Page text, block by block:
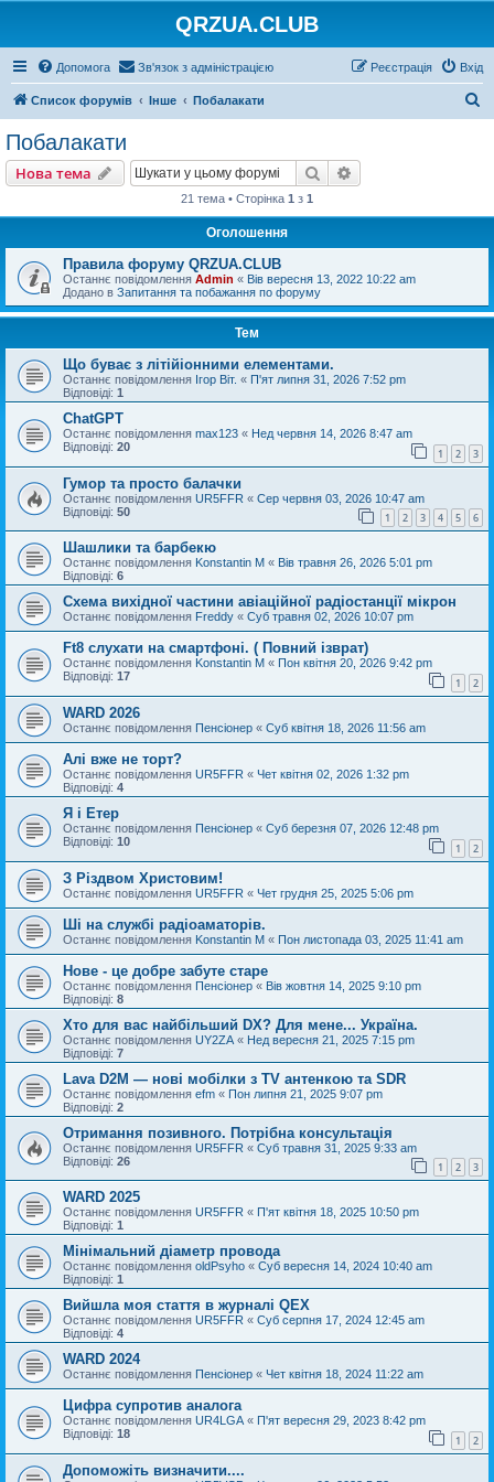
QRZUA.CLUB
Допомога Зв'язок з адміністрацією Вхід
Реєстрація
Список форумів Інше Побалакати
Побалакати
Нова тема Пошук
21 тема • Сторінка 1 з 1
Оголошення
Правила форуму QRZUA.CLUB
Останнє повідомлення Admin « Вів вересня 13, 2022 10:22 am
Додано в Запитання та побажання по форуму
Тем
Що буває з літійіонними елементами.
Останнє повідомлення Ігор Віт. « П'ят липня 31, 2026 7:52 pm
Відповіді: 1
ChatGPT
Останнє повідомлення max123 « Нед червня 14, 2026 8:47 am
Відповіді: 20 1 2 3
Гумор та просто балачки
Останнє повідомлення UR5FFR « Сер червня 03, 2026 10:47 am
Відповіді: 50 1 2 3 4 5 6
Шашлики та барбекю
Останнє повідомлення Konstantin M « Вів травня 26, 2026 5:01 pm
Відповіді: 6
Схема вихідної частини авіаційної радіостанції мікрон
Останнє повідомлення Freddy « Суб травня 02, 2026 10:07 pm
Ft8 слухати на смартфоні. ( Повний ізврат)
Останнє повідомлення Konstantin M « Пон квітня 20, 2026 9:42 pm
Відповіді: 17 1 2
WARD 2026
Останнє повідомлення Пенсіонер « Суб квітня 18, 2026 11:56 am
Алі вже не торт?
Останнє повідомлення UR5FFR « Чет квітня 02, 2026 1:32 pm
Відповіді: 4
Я і Етер
Останнє повідомлення Пенсіонер « Суб березня 07, 2026 12:48 pm
Відповіді: 10 1 2
З Різдвом Христовим!
Останнє повідомлення UR5FFR « Чет грудня 25, 2025 5:06 pm
Ші на службі радіоаматорів.
Останнє повідомлення Konstantin M « Пон листопада 03, 2025 11:41 am
Нове - це добре забуте старе
Останнє повідомлення Пенсіонер « Вів жовтня 14, 2025 9:10 pm
Відповіді: 8
Хто для вас найбільший DX? Для мене... Україна.
Останнє повідомлення UY2ZA « Нед вересня 21, 2025 7:15 pm
Відповіді: 7
Lava D2M — нові мобілки з TV антенкою та SDR
Останнє повідомлення efm « Пон липня 21, 2025 9:07 pm
Відповіді: 2
Отримання позивного. Потрібна консультація
Останнє повідомлення UR5FFR « Суб травня 31, 2025 9:33 am
Відповіді: 26 1 2 3
WARD 2025
Останнє повідомлення UR5FFR « П'ят квітня 18, 2025 10:50 pm
Відповіді: 1
Мінімальний діаметр провода
Останнє повідомлення oldPsyho « Суб вересня 14, 2024 10:40 am
Відповіді: 1
Вийшла моя стаття в журналі QEX
Останнє повідомлення UR5FFR « Суб серпня 17, 2024 12:45 am
Відповіді: 4
WARD 2024
Останнє повідомлення Пенсіонер « Чет квітня 18, 2024 11:22 am
Цифра супротив аналога
Останнє повідомлення UR4LGA « П'ят вересня 29, 2023 8:42 pm
Відповіді: 18 1 2
Допоможіть визначити....